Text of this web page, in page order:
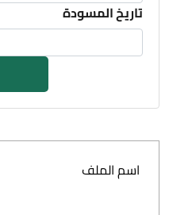
تاريخ المسودة
اسم الملف